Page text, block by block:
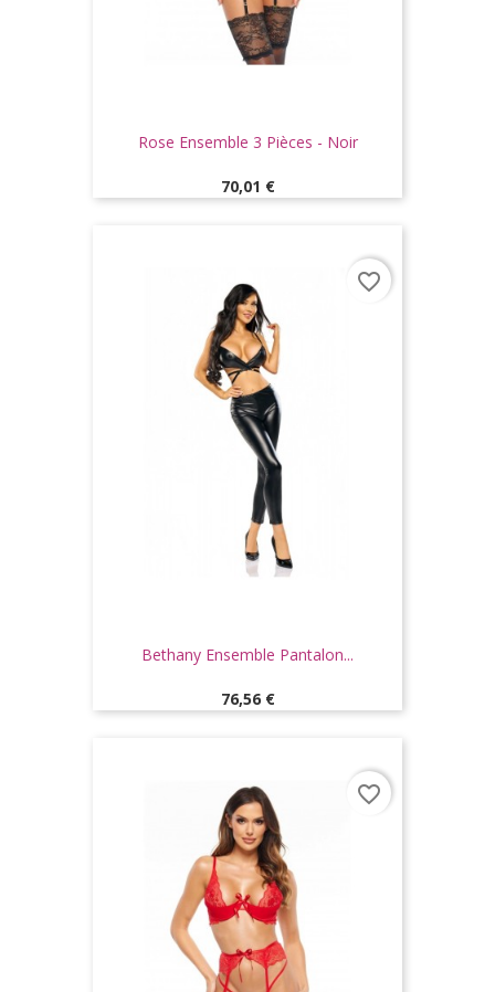
Rose Ensemble 3 Pièces - Noir
Prix
70,01 €
Bethany Ensemble Pantalon...
Prix
76,56 €
favorite_border
favorite_border